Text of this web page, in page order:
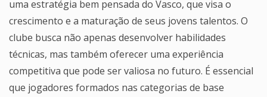
uma estratégia bem pensada do Vasco, que visa o
crescimento e a maturação de seus jovens talentos. O
clube busca não apenas desenvolver habilidades
técnicas, mas também oferecer uma experiência
competitiva que pode ser valiosa no futuro. É essencial
que jogadores formados nas categorias de base